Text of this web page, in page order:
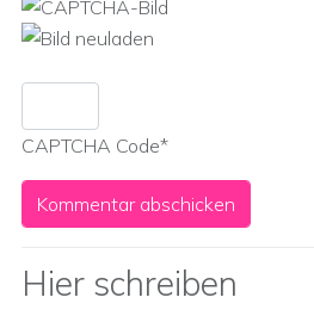
CAPTCHA Code*
Hier schreiben